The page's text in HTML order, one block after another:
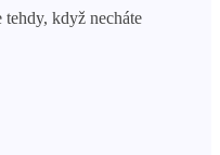
když necháte